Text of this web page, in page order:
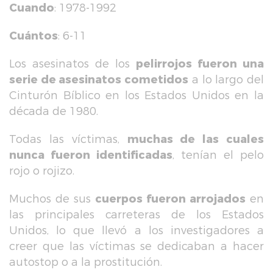
Cuando: 1978-1992
Cuántos: 6-11
Los asesinatos de los pelirrojos fueron una
serie de asesinatos cometidos a lo largo del
Cinturón Bíblico en los Estados Unidos en la
década de 1980.
Todas las víctimas, muchas de las cuales
nunca fueron identificadas, tenían el pelo
rojo o rojizo.
Muchos de sus cuerpos fueron arrojados en
las principales carreteras de los Estados
Unidos, lo que llevó a los investigadores a
creer que las víctimas se dedicaban a hacer
autostop o a la prostitución.